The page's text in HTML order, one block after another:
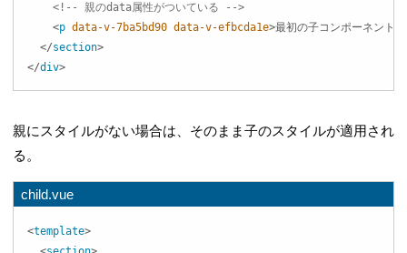
<!-- 親のdata属性がついている -->
<p data-v-7ba5bd90 data-v-efbcda1e>最初の子コンポーネント
</section>
</div>
親にスタイルがない場合は、そのまま子のスタイルが適用され
る。
child.vue
<template>